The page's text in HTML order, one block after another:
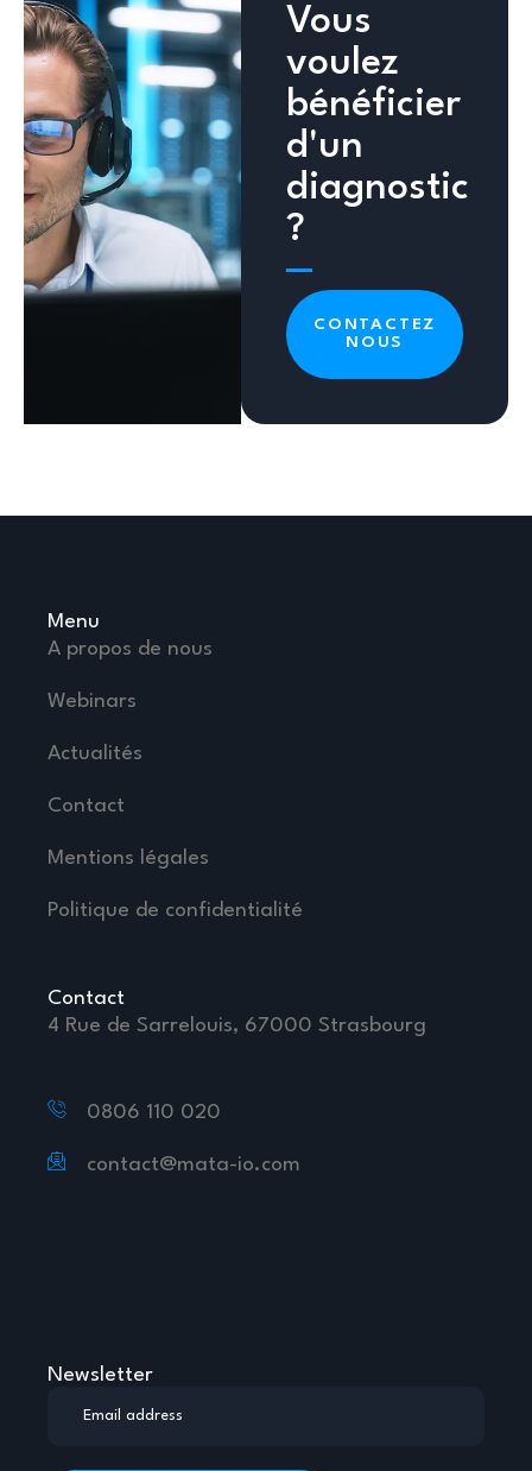
Vous
voulez
bénéficier
d'un
diagnostic
?
CONTACTEZ
NOUS
Menu
A propos de nous
Webinars
Actualités
Contact
Mentions légales
Politique de confidentialité
Contact
4 Rue de Sarrelouis, 67000 Strasbourg
0806 110 020
contact@mata-io.com
Newsletter